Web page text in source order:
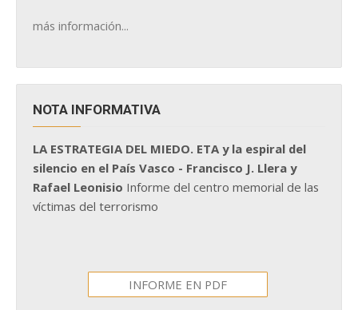
más información...
NOTA INFORMATIVA
LA ESTRATEGIA DEL MIEDO. ETA y la espiral del
silencio en el País Vasco - Francisco J. Llera y
Rafael Leonisio Informe del centro memorial de las
víctimas del terrorismo
INFORME EN PDF